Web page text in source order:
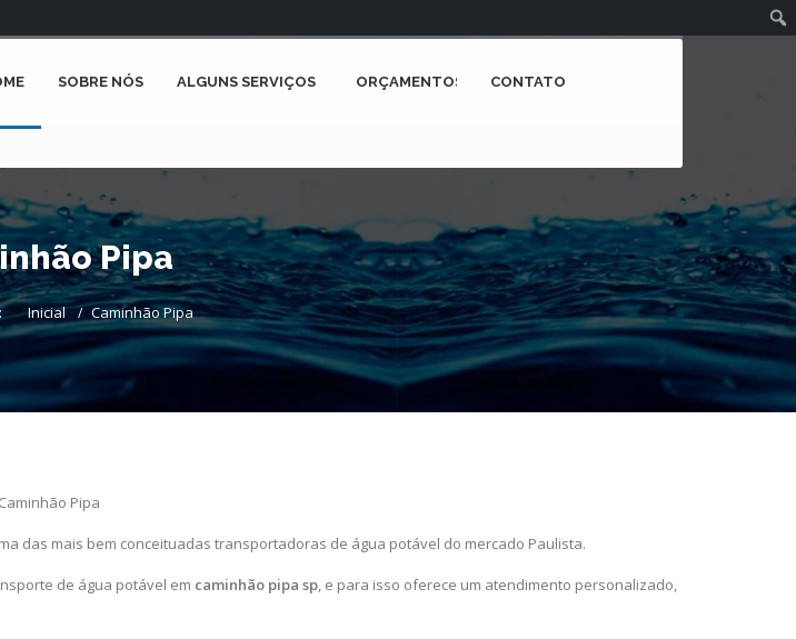
SOBRE NÓS ALGUNS SERVIÇOSORÇAMENTOS CONTATO
Pipa
Inicial Caminhão Pipa
Caminhão Pipa
das mais bem conceituadas transportadoras de água potável do mercado Paulista.
de água potável em caminhão pipa sp, e para isso oferece um atendimento personalizado,